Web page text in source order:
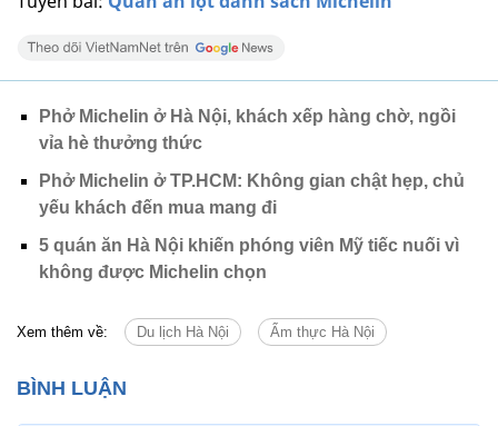
Phở Michelin ở Hà Nội, khách xếp hàng chờ, ngồi
vỉa hè thưởng thức
Phở Michelin ở TP.HCM: Không gian chật hẹp, chủ
yếu khách đến mua mang đi
5 quán ăn Hà Nội khiến phóng viên Mỹ tiếc nuối vì
không được Michelin chọn
Xem thêm về: Du lịch Hà Nội Ẩm thực Hà Nội